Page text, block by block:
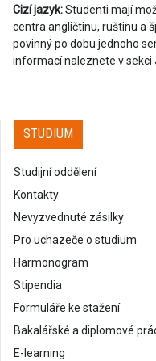
Cizí jazyk:Studenti mají
centra angličtinu, ruštinu a
povinný po dobu jednoho
informací naleznete v sekci
STUDIUM
Studijní oddělení
Kontakty
Nevyzvednuté zásilky
Pro uchazeče o studium
Harmonogram
Stipendia
Formuláře ke stažení
Bakalářské a diplomové
E-learning